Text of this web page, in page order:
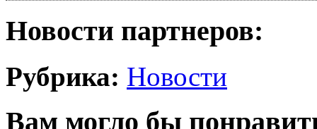
Новости партнеров:
Рубрика: Новости
Вам могло бы